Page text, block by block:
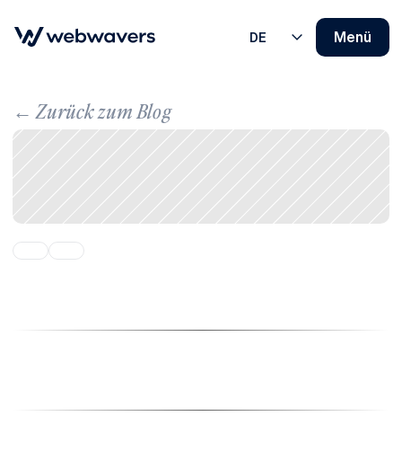
Works
DE
Select Language
EN Menü
← Zurück zum Blog